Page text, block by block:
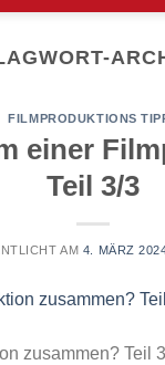
FILMPRODUKTIONS
einer
Teil 3/3
AM 4. MÄRZ
zusammen?